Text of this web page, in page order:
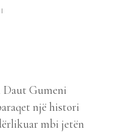
Daut Gumeni
një histori
mbi jetën